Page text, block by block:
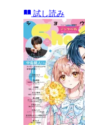
試し読み